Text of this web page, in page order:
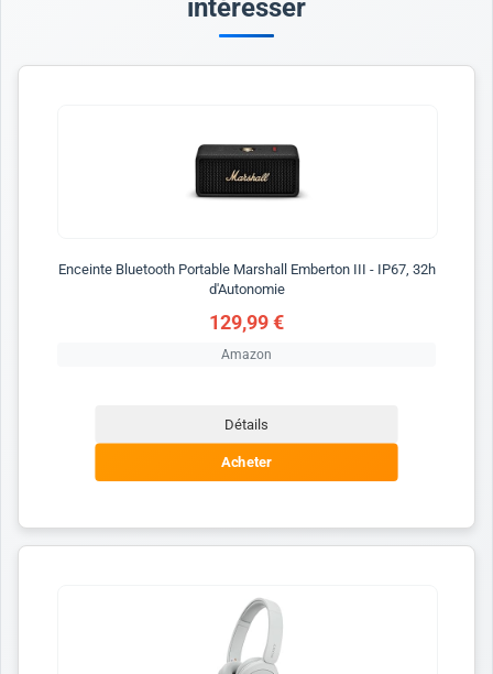
intéresser
Enceinte Bluetooth Portable Marshall Emberton III - IP67, 32h
d'Autonomie
129,99 €
Amazon
Détails
Acheter